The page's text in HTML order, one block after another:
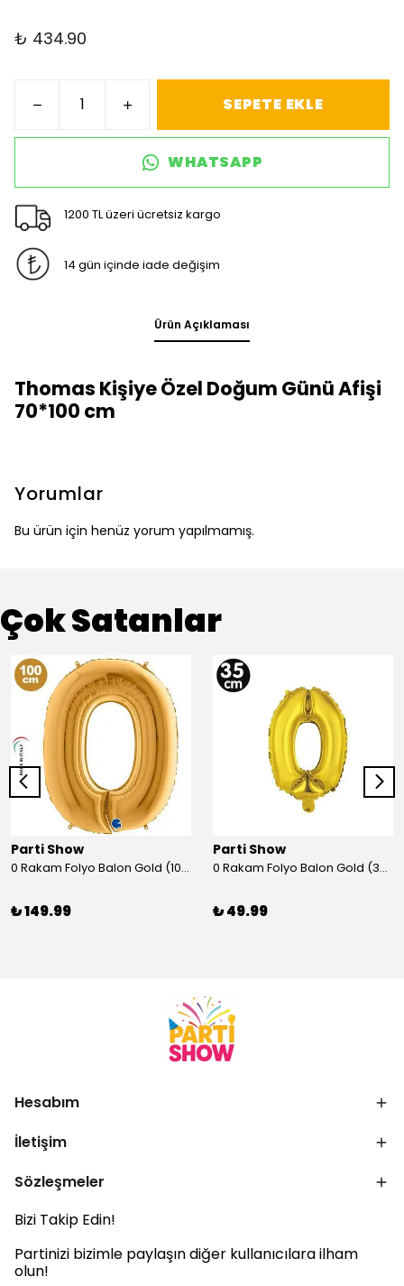
₺ 434.90
SEPETE EKLE
WHATSAPP
1200 TL üzeri ücretsiz kargo
14 gün içinde iade değişim
Ürün Açıklaması
Thomas Kişiye Özel Doğum Günü Afişi
70*100 cm
Yorumlar
Bu ürün için henüz yorum yapılmamış.
Çok Satanlar
Parti Show
0 Rakam Folyo Balon Gold (100x70 cm)
₺ 149.99
Parti Show
0 Rakam Folyo Balon Gold (35 cm)
₺ 49.99
Hesabım
İletişim
Sözleşmeler
Bizi Takip Edin!
Partinizi bizimle paylaşın diğer kullanıcılara ilham
olun!